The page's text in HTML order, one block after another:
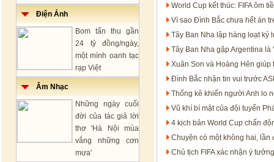
Điện Ảnh
Bom tấn thu gần
24 tỷ đồng/ngày,
một mình oanh tạc
rạp Việt
Âm Nhạc
Những ngày cuối
đời của tác giả lời
thơ 'Hà Nội mùa
vắng những cơn
mưa'
World Cup kết thúc: FIFA ôm
Vì sao Đình Bắc chưa hết án
Tây Ban Nha lập hàng loạt kỷ
Tây Ban Nha gặp Argentina là
Xuân Son và Hoàng Hên giúp
Đình Bắc nhận tin vui trước
Thống kê khiến người Anh lo
Vũ khí bí mật của đội tuyển
4 kịch bản World Cup chấn
Chuyện có một không hai, lần
Chủ tịch FIFA xác nhận ý